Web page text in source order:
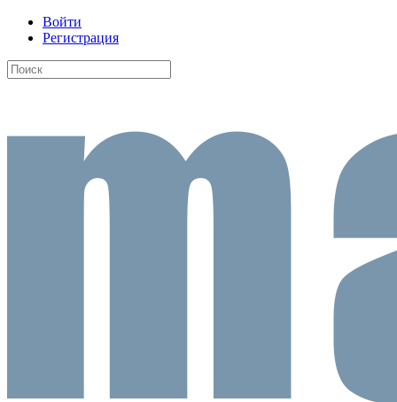
Войти
Регистрация